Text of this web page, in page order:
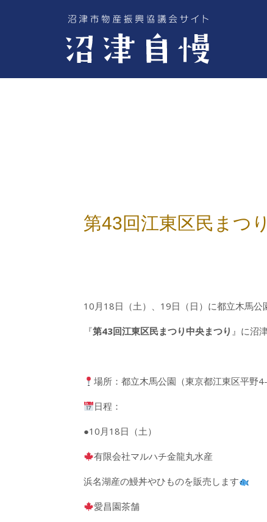
第43回江東区民まつ
10月18日（土）、19日（日）に都立木馬公
『第43回江東区民まつり中央まつり 』に沼
場所：都立木馬公園（東京都江東区平野4-
日程：
●10月18日（土）
有限会社マルハチ金龍丸水産
浜名湖産の鰻丼やひものを販売します
愛昌園茶舗